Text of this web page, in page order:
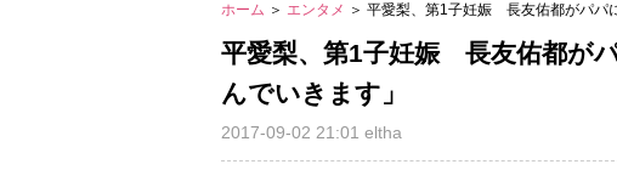
ホーム ＞ エンタメ ＞ 平愛梨、第1子妊娠 長友佑都がパパ
平愛梨、第1子妊娠 長友佑都が
んでいきます」
2017-09-02 21:01 eltha